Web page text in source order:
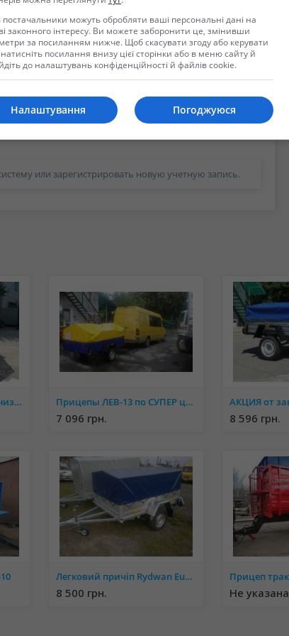
или зарегистрировать новую учетную запись.
ПРИЦЕП ЛЕВ-26 по супер низкой цене от завода производителя Прицепы ЛЕВ-13 по СУПЕР ценам от завода производителя
7 096 грн. 8 596 грн.
Легковий причіп Rydwan Euro A-750 (1,8x1,3)
8 500 грн. Не указана
постачальники можуть обробляти ваші персональні дані на
законного інтересу. Ви можете заборонити це, змінивши
за посиланням нижче. Щоб скасувати згоду або керувати
посилання внизу цієї сторінки або в меню сайту й
до налаштувань конфіденційності й файлів cookie.
Погоджуюся
Налаштування